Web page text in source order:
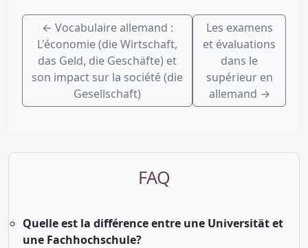
← Vocabulaire allemand :
L'économie (die Wirtschaft,
das Geld, die Geschäfte) et
son impact sur la société (die
Gesellschaft)
Les examens
et évaluations
dans le
supérieur en
allemand →
FAQ
Quelle est la différence entre une Universität et
une Fachhochschule?